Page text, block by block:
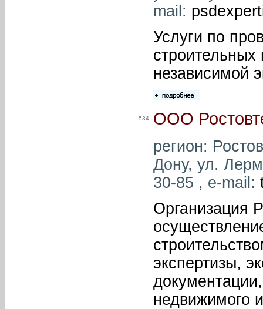
mail:
Услуги по
строительных
независимой
534. ООО
регион:
Дону, ул.
30-85 , e-mail:
Организация
экспертизы,
недвижимого